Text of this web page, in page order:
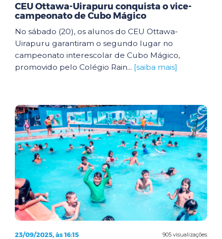
CEU Ottawa-Uirapuru conquista o vice-
campeonato de Cubo Mágico
No sábado (20), os alunos do CEU Ottawa-
Uirapuru garantiram o segundo lugar no
campeonato interescolar de Cubo Mágico,
promovido pelo Colégio Rain... [saiba mais]
905 visualizações
23/09/2025, às 16:15